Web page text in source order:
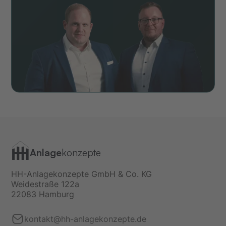
Anlagekonzepte
HH-Anlagekonzepte GmbH & Co. KG
Weidestraße 122a
22083 Hamburg
kontakt@hh-anlagekonzepte.de